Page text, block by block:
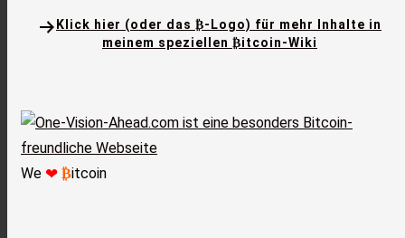
Klick hier (oder das ₿-Logo) für mehr Inhalte in
meinem speziellen ₿itcoin-Wiki
We ❤ ₿itcoin